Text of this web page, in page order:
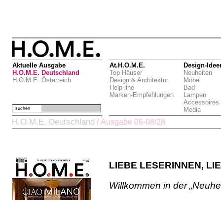
Aktuelle Ausgabe
H.O.M.E. Deutschland
H.O.M.E. Österreich
At.H.O.M.E.
Top Häuser
Design & Architektur
Help-line
Marken-Empfehlungen
Design-
Neuheiten
Möbel
Bad
Lampen
Accessoires
Media
suchen
H.O.M.E. Deutschland / Ausgabe 06-08/28
LIEBE LESERINNEN,
Willkommen in der